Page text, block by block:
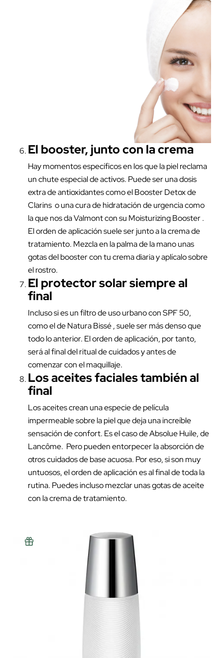
El booster, junto con la crema
Hay momentos específicos en los que la piel reclama
un chute especial de activos. Puede ser una dosis
extra de antioxidantes como elBooster Detoxde
Clarins o una cura de hidratación de urgencia como
la que nos da Valmont con su Moisturizing Booster.
El orden de aplicación suele ser junto a la crema de
tratamiento. Mezcla en la palma de la mano unas
gotas del booster con tu crema diaria y aplícalo sobre
el rostro.
El protector solarsiempre al
final
Incluso si es unfiltro de uso urbanocon SPF 50,
como el de Natura Bissé , suele ser más denso que
todo lo anterior. El orden de aplicación, por tanto,
será al final del ritual de cuidados y antes de
comenzar con elmaquillaje.
Los aceites faciales también al
final
Los aceites crean una especie de película
impermeable sobre la piel que deja una increíble
sensación de confort. Es el caso deAbsolue Huile, de
Lancôme. Pero pueden entorpecer la absorción de
otros cuidados de base acuosa. Por eso, si son muy
untuosos, el orden de aplicación es al final de toda la
rutina. Puedes incluso mezclar unas gotas de aceite
con la crema de tratamiento.